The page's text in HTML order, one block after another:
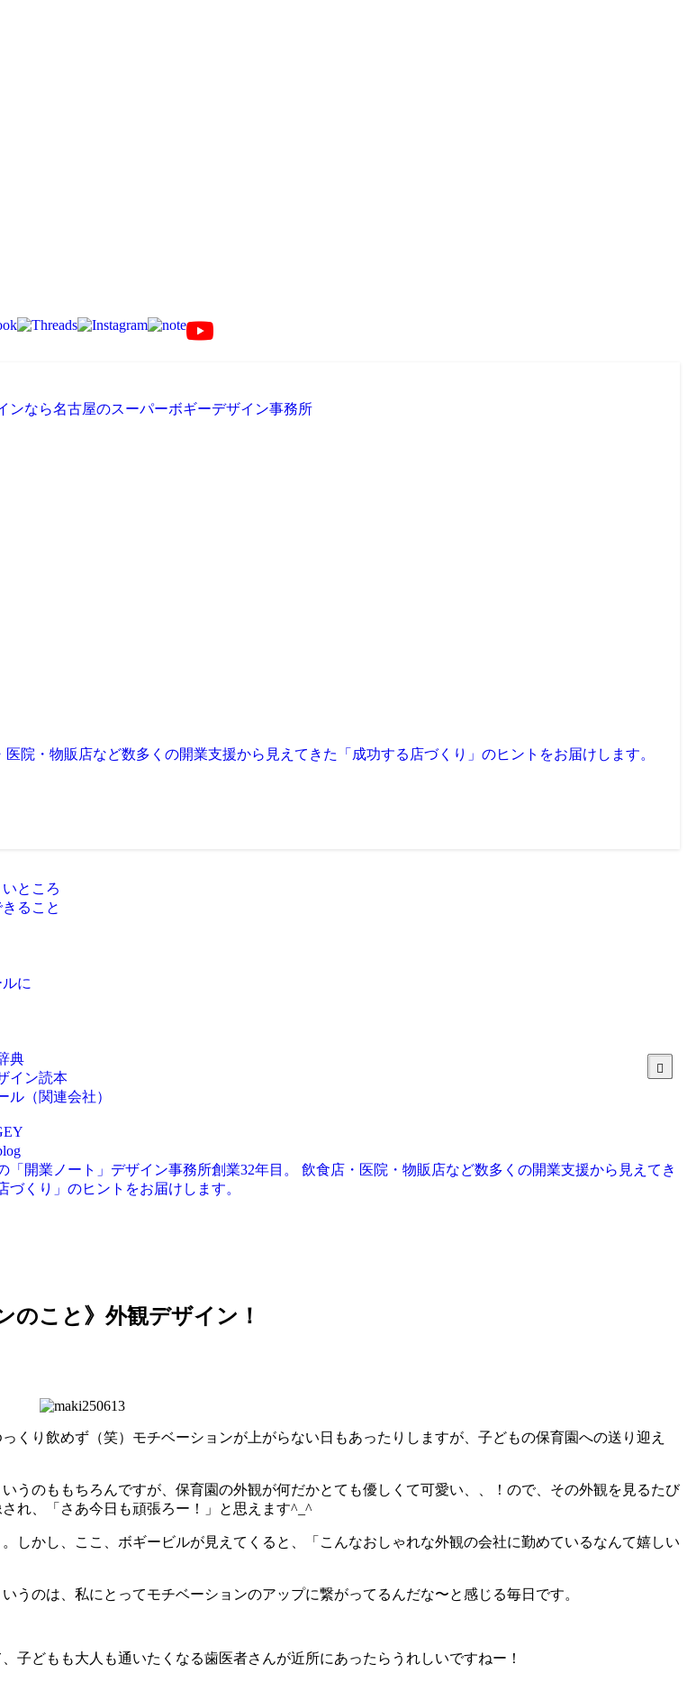
院・物販店など数多くの開業支援から見えてきた「成功する店づくり」のヒントをお届けします。
ところ
ること
に
典
イン読本
ル（関連会社）
「開業ノート」 デザイン事務所創業32年目。 飲食店・医院・物販店など数多くの開業支援から見えてき
づくり」のヒントをお届けします。
のこと》外観デザイン！
り飲めず（笑）モチベーションが上がらない日もあったりしますが、子どもの保育園への送り迎え
うのももちろんですが、保育園の外観が何だかとても優しくて可愛い、、！ので、その外観を見るたび
れ、「さあ今日も頑張ろー！」と思えます^_^
しかし、ここ、ボギービルが見えてくると、「こんなおしゃれな外観の会社に勤めているなんて嬉しい
のは、私にとってモチベーションのアップに繋がってるんだな〜と感じる毎日です。
どもも大人も通いたくなる歯医者さんが近所にあったらうれしいですねー！